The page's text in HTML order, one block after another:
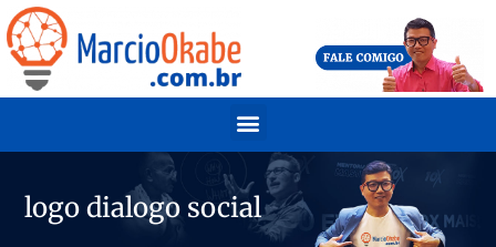
logo dialogo social